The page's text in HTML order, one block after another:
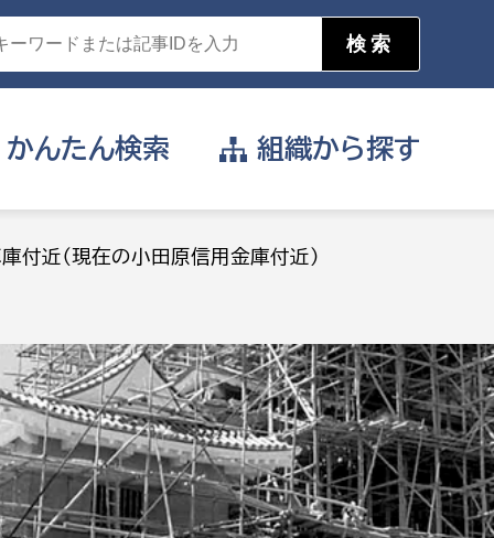
消防
かんたん検索
目的を選択
届け出や申請をしたい
証明書がほしい
相談をしたい
組織から探す
事業課
付近（現在の小田原信用金庫付近）